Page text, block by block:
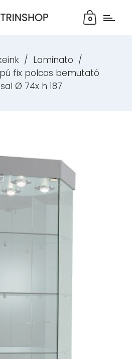
0
/ Laminato /
fix polcos bemutató
Ø 74x h 187